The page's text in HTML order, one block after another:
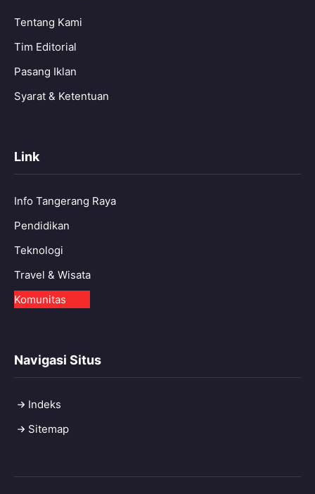
Tentang Kami
Tim Editorial
Pasang Iklan
Syarat & Ketentuan
Link
Info Tangerang Raya
Pendidikan
Teknologi
Travel & Wisata
Komunitas
Navigasi Situs
Indeks
Sitemap